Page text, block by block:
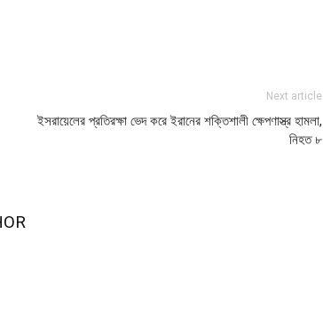
Next article
ইসরায়েলের প্রতিরক্ষা ভেদ করে ইরানের শক্তিশালী ক্ষেপণাস্ত্র হামলা,
নিহত ৮